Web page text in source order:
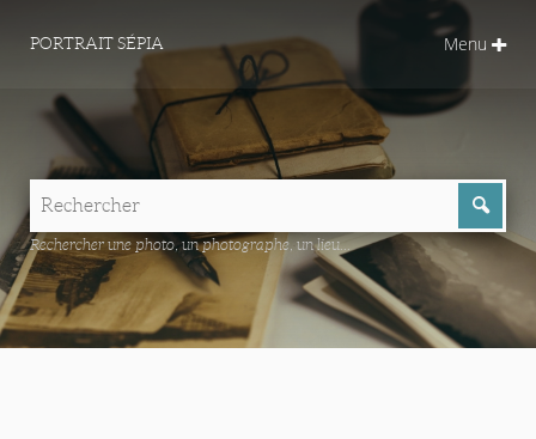
PORTRAIT SÉPIA Menu
Rechercher une photo, un photographe, un lieu...